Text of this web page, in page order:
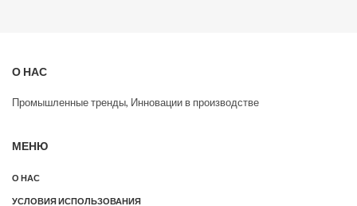
О НАС
Промышленные тренды, Инновации в производстве
МЕНЮ
О НАС
УСЛОВИЯ ИСПОЛЬЗОВАНИЯ